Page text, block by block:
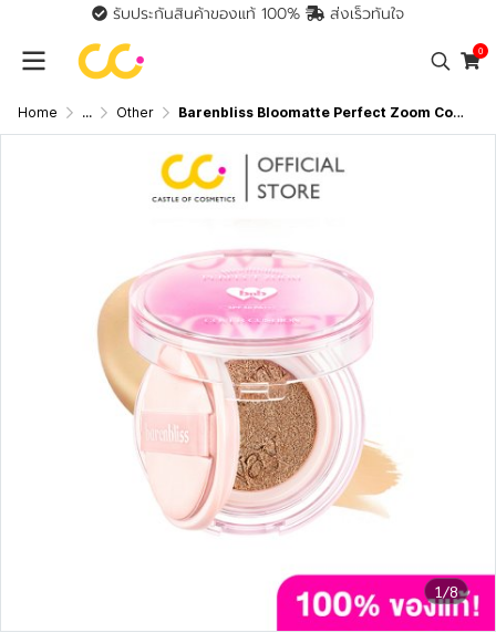
รับประกันสินค้าของแท้ 100% ส่งเร็วทันใจ
0
Home ... Other Barenbliss Bloomatte Perfect Zoom Cover Cushion (15g) แบร์แอนด์บลิซ คุชชั่นสูตรแมท
1/8